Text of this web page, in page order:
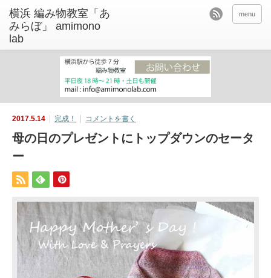
menu
2017.5.14 完成！ コメントを書く
母の日のプレゼントにトップダウンのセータ
ー